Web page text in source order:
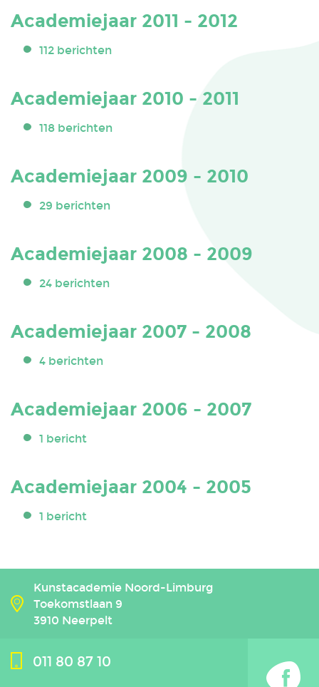
Academiejaar 2011 - 2012
112 berichten
Academiejaar 2010 - 2011
118 berichten
Academiejaar 2009 - 2010
29 berichten
Academiejaar 2008 - 2009
24 berichten
Academiejaar 2007 - 2008
4 berichten
Academiejaar 2006 - 2007
1 bericht
Academiejaar 2004 - 2005
1 bericht
Kunstacademie Noord-Limburg
Toekomstlaan 9
3910 Neerpelt
011 80 87 10